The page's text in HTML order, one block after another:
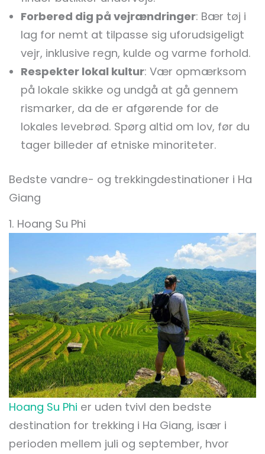
Forbered dig på vejrændringer: Bær tøj i
lag for nemt at tilpasse sig uforudsigeligt
vejr, inklusive regn, kulde og varme forhold.
Respekter lokal kultur: Vær opmærksom
på lokale skikke og undgå at gå gennem
rismarker, da de er afgørende for de
lokales levebrød. Spørg altid om lov, før du
tager billeder af etniske minoriteter.
Bedste vandre- og trekkingdestinationer i Ha
Giang
1. Hoang Su Phi
Hoang Su Phi er uden tvivl den bedste
destination for trekking i Ha Giang, især i
perioden mellem juli og september, hvor